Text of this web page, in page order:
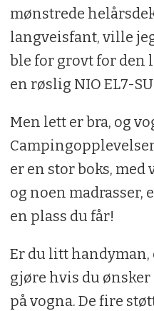
mønstrede
langveisfant, ville
ble for grovt for den
en røslig NIO EL7-
Men lett er bra, og
er en stor boks,
og noen madrasser,
en plass du får!
Er du litt handyman,
gjøre hvis du ønsker
på vogna. De fire